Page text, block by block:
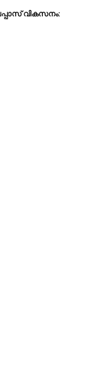
വികസനം: